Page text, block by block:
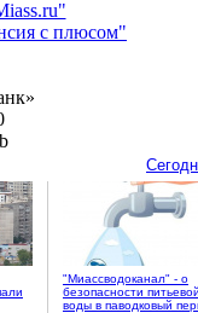
"Миассводоканал" - о
безопасности питьевой
воды в паводковый